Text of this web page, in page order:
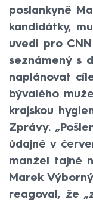
poslankyně
kandidátky,
uvedl pro
seznámený s
naplánovat
bývalého
krajskou
Zprávy.
údajně v
manžel tajně
Marek
reagoval, že